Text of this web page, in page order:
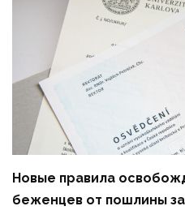
Новые правила
беженцев от пошлины